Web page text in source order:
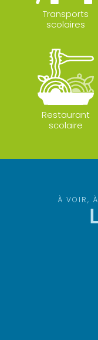
Transports
scolaires
Restaurant
scolaire
À VOIR,